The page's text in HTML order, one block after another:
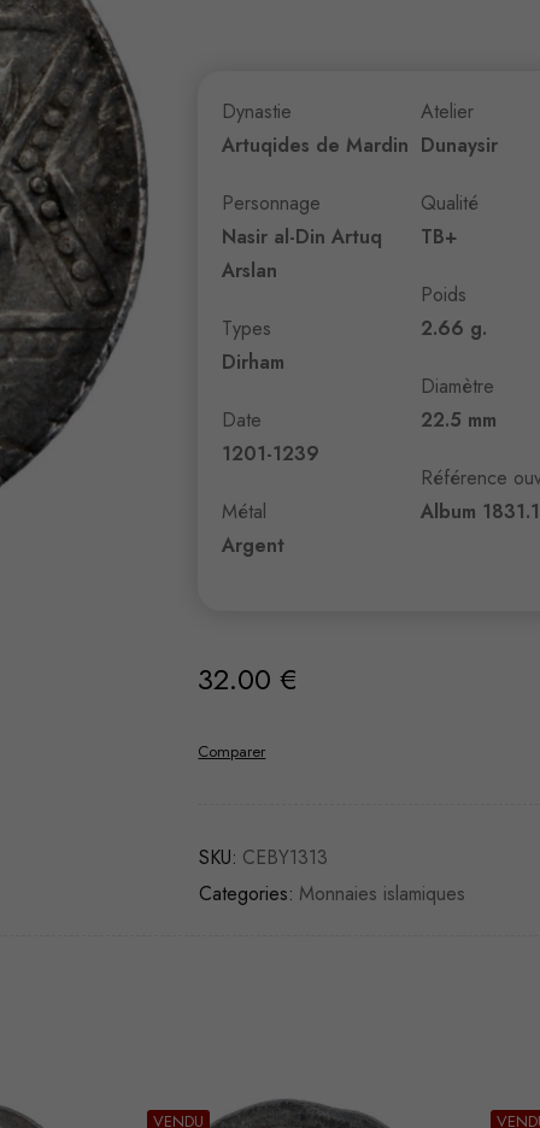
Dynastie
Artuqides de Mardin
Personnage
Nasir al-Din Artuq
Arslan
Types
Dirham
Date
1201-1239
Métal
Argent
Atelier
Dunaysir
Qualité
TB+
Poids
2.66 g.
Diamètre
22.5 mm
Référence
Album 1831.1
32.00€
Comparer
SKU: CEBY1313
Categories: Monnaies islamiques
VENDU